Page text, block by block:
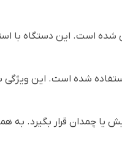
شده است. این دستگاه با
شده است. این
چمدان قرار بگیرد. به